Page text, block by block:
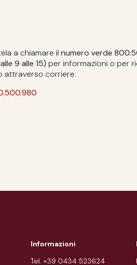
a chiamare ilnumero verde
9 alle 15) per informazioni o per
attraverso corriere.
Informazioni
Tel. +39 0434 523624